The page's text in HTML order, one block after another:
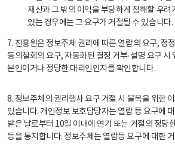
재산과 그 밖의 이익을 부당하게 침해할 우려
있는 경우에는 그 요구가 거절될 수 있습니다.
7. 진흥원은 정보주체 권리에 따른 열람의 요구, 정
동의철회의 요구, 자동화된 결정 거부·설명 요구 시
본인이거나 정당한 대리인인지를 확인합니다.
8. 정보주체의 권리행사 요구 거절 시 불복을 위한
있습니다. 개인정보 보호담당자는 열람 등 요구에
받은 날로부터 10일 이내에 연기 또는 거절의 정당
등을 통지합니다. 정보주체는 열람등 요구에 대한